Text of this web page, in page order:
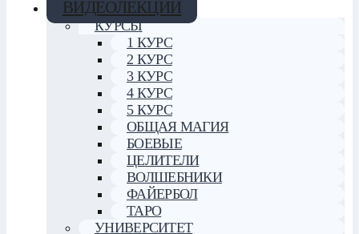
ВИДЕОЛЕКЦИИ
КУРСЫ
1 КУРС
2 КУРС
3 КУРС
4 КУРС
5 КУРС
ОБЩАЯ МАГИЯ
БОЕВЫЕ
ЦЕЛИТЕЛИ
ВОЛШЕБНИКИ
ФАЙЕРБОЛ
ТАРО
УНИВЕРСИТЕТ